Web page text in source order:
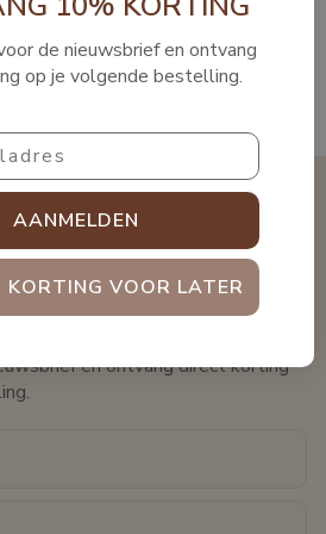
€69,00
je volgende bestelling!
en ontvang direct korting
de nieuwsbrief en ontvang
op je volgende bestelling.
AANMELDEN
KORTING VOOR LATER